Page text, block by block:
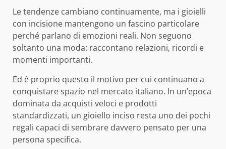
Le tendenze cambiano continuamente, ma i gioielli
con incisione mantengono un fascino particolare
perché parlano di emozioni reali. Non seguono
soltanto una moda: raccontano relazioni, ricordi e
momenti importanti.
Ed è proprio questo il motivo per cui continuano a
conquistare spazio nel mercato italiano. In un’epoca
dominata da acquisti veloci e prodotti
standardizzati, un gioiello inciso resta uno dei pochi
regali capaci di sembrare davvero pensato per una
persona specifica.